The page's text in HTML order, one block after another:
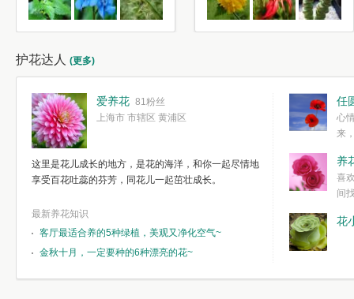
护花达人 (更多)
爱养花 81粉丝
上海市 市辖区 黄浦区
这里是花儿成长的地方，是花的海洋，和你一起尽情地
享受百花吐蕊的芬芳，同花儿一起茁壮成长。
最新养花知识
客厅最适合养的5种绿植，美观又净化空气~
金秋十月，一定要种的6种漂亮的花~
任
心
来
简单愉快的心
我们自己复杂
养
喜
间
花